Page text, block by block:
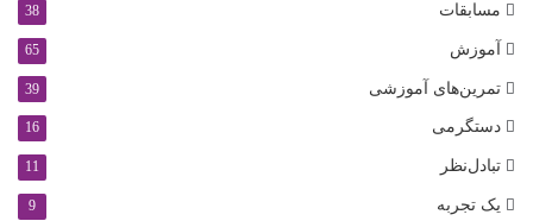
مسابقات 38
آموزش 65
تمرین‌های آموزشی 39
دستگرمی 16
تبادل‌نظر 11
یک تجربه 9